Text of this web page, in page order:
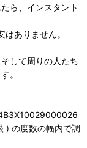
ら、インスタント
ありません。
して周りの人たち
。
) の度数の幅内で調